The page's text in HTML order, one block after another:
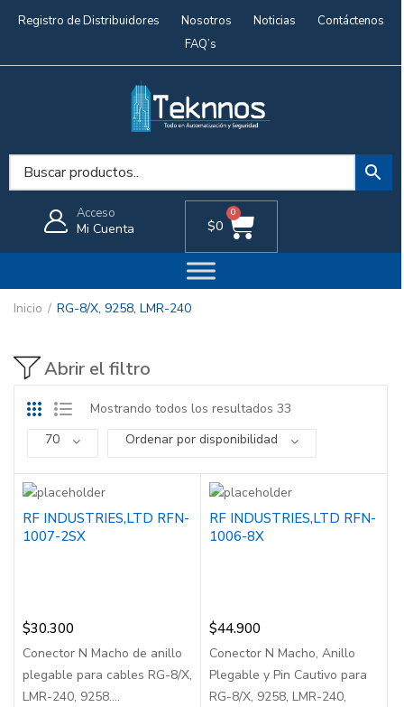
Registro de Distribuidores Nosotros Noticias
Contáctenos
FAQ’s
Acceso
Mi Cuenta $0
0
Inicio RG-8/X, 9258, LMR-240
Abrir el filtro
Mostrando todos los resultados 33
70
Ordenar por disponibilidad
RF INDUSTRIES,LTD RFN-
1007-2SX
$30.300
Conector N Macho de anillo
plegable para cables RG-8/X,
LMR-240, 9258....
RF INDUSTRIES,LTD RFN-
1006-8X
$44.900
Conector N Macho, Anillo
Plegable y Pin Cautivo para
RG-8/X, 9258, LMR-240,